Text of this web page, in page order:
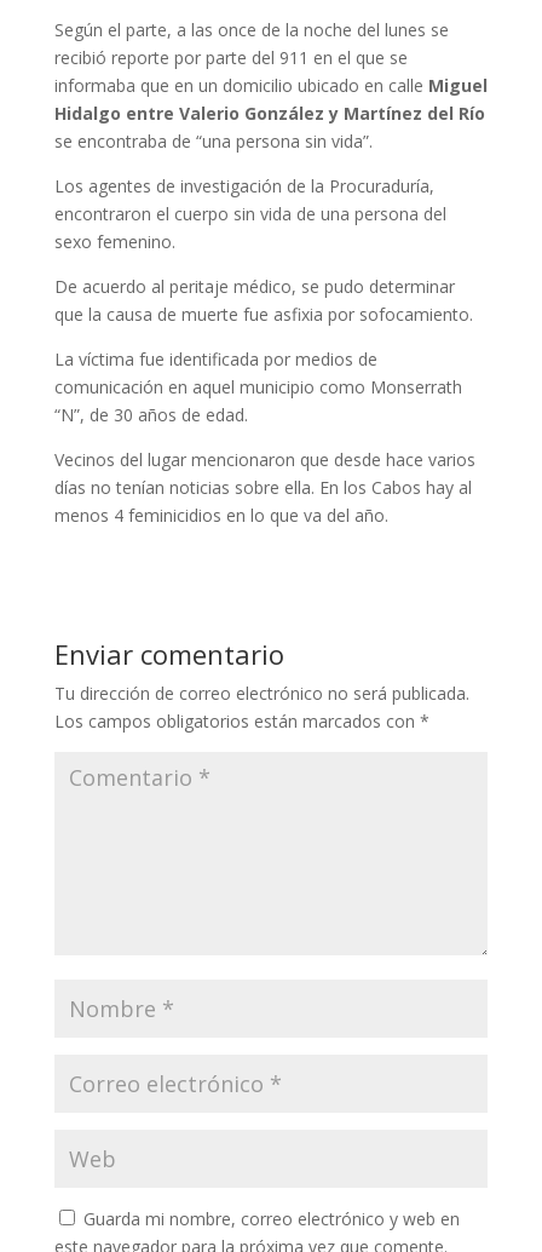
Según el parte, a las once de la noche del lunes se
recibió reporte por parte del 911 en el que se
informaba que en un domicilio ubicado en calle Miguel
Hidalgo entre Valerio González y Martínez del Río
se encontraba de “una persona sin vida”.
Los agentes de investigación de la Procuraduría,
encontraron el cuerpo sin vida de una persona del
sexo femenino.
De acuerdo al peritaje médico, se pudo determinar
que la causa de muerte fue asfixia por sofocamiento.
La víctima fue identificada por medios de
comunicación en aquel municipio como Monserrath
“N”, de 30 años de edad.
Vecinos del lugar mencionaron que desde hace varios
días no tenían noticias sobre ella. En los Cabos hay al
menos 4 feminicidios en lo que va del año.
Enviar comentario
Tu dirección de correo electrónico no será publicada.
Los campos obligatorios están marcados con *
Guarda mi nombre, correo electrónico y web en
este navegador para la próxima vez que comente.